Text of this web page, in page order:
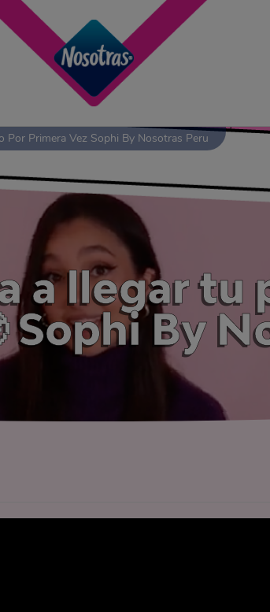
a llegar
Sophi By
Por Primera Vez Sophi By Nosotras Peru